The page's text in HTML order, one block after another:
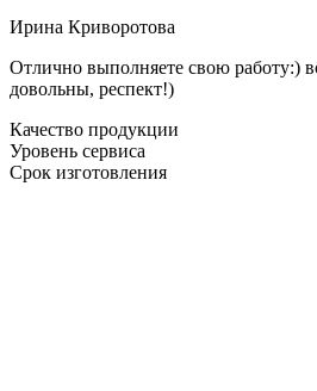
Ирина Криворотова
Отлично выполняете свою работу:)
довольны, респект!)
Качество продукции
Уровень сервиса
Срок изготовления